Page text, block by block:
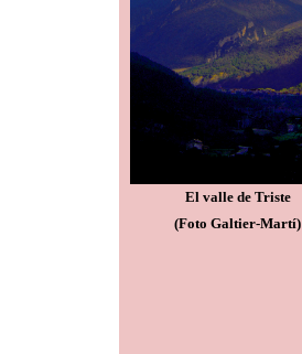
El valle de Triste
(Foto Galtier-Martí)